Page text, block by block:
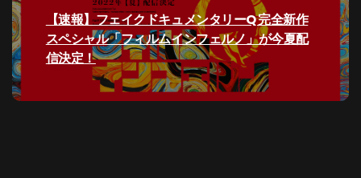
ナ
ビ
ゲ
過
去
の
【速報】フェイクドキュメンタリーQ 完全新作
スペシャル「フィルムインフェルノ」が今夏配
信決定！